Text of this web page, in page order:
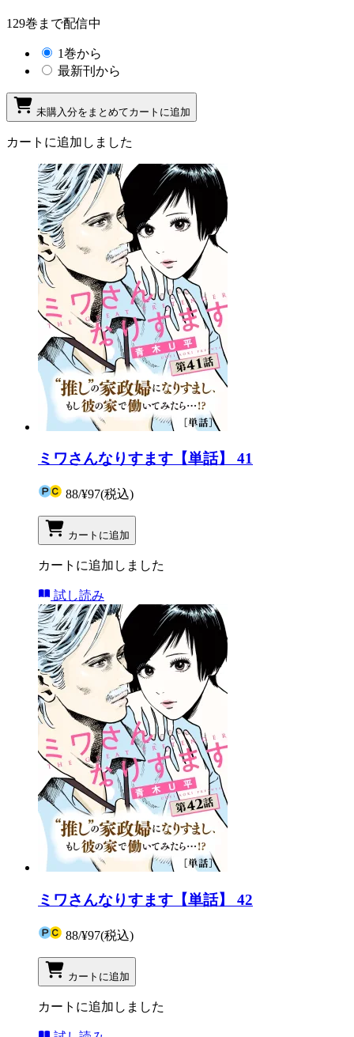
129巻まで配信中
1巻から
最新刊から
未購入分をまとめてカートに追加
カートに追加しました
ミワさんなりすます【単話】 41
88/¥97(税込)
カートに追加
カートに追加しました
試し読み
ミワさんなりすます【単話】 42
88/¥97(税込)
カートに追加
カートに追加しました